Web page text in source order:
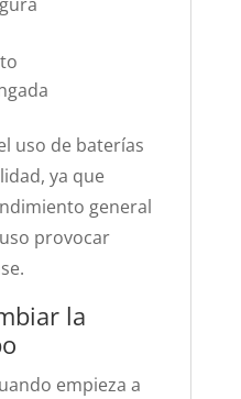
uso de baterías
ya que
general
provocar
la
empieza a